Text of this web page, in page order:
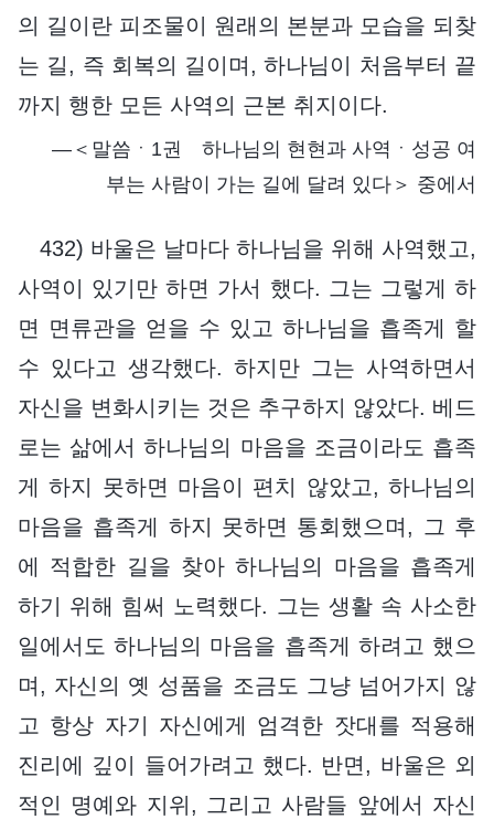
의 길이란 피조물이 원래의 본분과 모습을 되찾
는 길, 즉 회복의 길이며, 하나님이 처음부터 끝
까지 행한 모든 사역의 근본 취지이다.
―＜말씀ㆍ1권 하나님의 현현과 사역ㆍ성공 여
부는 사람이 가는 길에 달려 있다＞ 중에서
432) 바울은 날마다 하나님을 위해 사역했고,
사역이 있기만 하면 가서 했다. 그는 그렇게 하
면 면류관을 얻을 수 있고 하나님을 흡족게 할
수 있다고 생각했다. 하지만 그는 사역하면서
자신을 변화시키는 것은 추구하지 않았다. 베드
로는 삶에서 하나님의 마음을 조금이라도 흡족
게 하지 못하면 마음이 편치 않았고, 하나님의
마음을 흡족게 하지 못하면 통회했으며, 그 후
에 적합한 길을 찾아 하나님의 마음을 흡족게
하기 위해 힘써 노력했다. 그는 생활 속 사소한
일에서도 하나님의 마음을 흡족게 하려고 했으
며, 자신의 옛 성품을 조금도 그냥 넘어가지 않
고 항상 자기 자신에게 엄격한 잣대를 적용해
진리에 깊이 들어가려고 했다. 반면, 바울은 외
적인 명예와 지위, 그리고 사람들 앞에서 자신